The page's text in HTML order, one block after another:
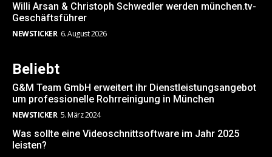
Willi Arsan & Christoph Schwedler werden münchen.tv-
Geschäftsführer
NEWSTICKER 6. August 2026
Beliebt
G&M Team GmbH erweitert ihr Dienstleistungsangebot
um professionelle Rohrreinigung in München
NEWSTICKER 5. März 2024
Was sollte eine Videoschnittsoftware im Jahr 2025
leisten?